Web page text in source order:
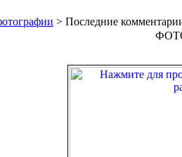
> Последние